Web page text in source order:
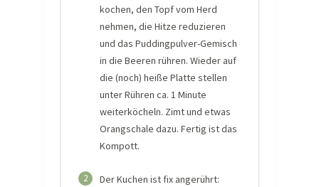
kochen, den Topf vom Herd
nehmen, die Hitze reduzieren
und das Puddingpulver-Gemisch
in die Beeren rühren. Wieder auf
die (noch) heiße Platte stellen
unter Rühren ca. 1 Minute
weiterköcheln. Zimt und etwas
Orangschale dazu. Fertig ist das
Kompott.
2
Der Kuchen ist fix angerührt: